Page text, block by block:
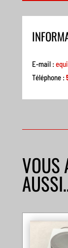
E-mail :
Téléphone :
VOUS